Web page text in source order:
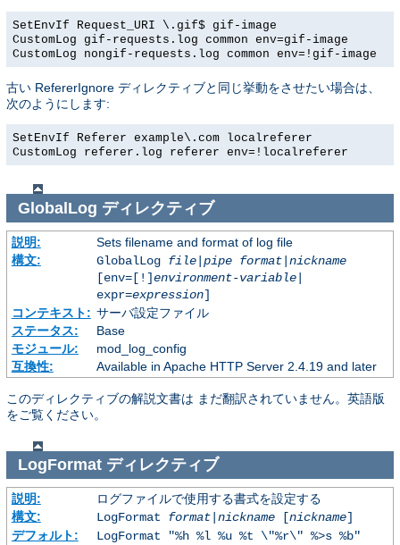
SetEnvIf Request_URI \.gif$ gif-image
CustomLog gif-requests.log common env=gif-image
CustomLog nongif-requests.log common env=!gif-image
古い RefererIgnore ディレクティブと同じ挙動をさせたい場合は、
次のようにします:
SetEnvIf Referer example\.com localreferer
CustomLog referer.log referer env=!localreferer
GlobalLog ディレクティブ
説明:
Sets filename and format of log file
構文:
GlobalLog file| pipe format| nickname
[env=[!]environment-variable|
expr=expression]
コンテキスト: サーバ設定ファイル
ステータス:
Base
モジュール:
mod_log_config
互換性:
Available in Apache HTTP Server 2.4.19 and later
このディレクティブの解説文書は まだ翻訳されていません。英語版
をご覧ください。
LogFormatディレクティブ
説明:
ログファイルで使用する書式を設定する
構文:
LogFormat format| nickname[nickname]
デフォルト:
LogFormat "%h %l %u %t \"%r\" %>s %b"